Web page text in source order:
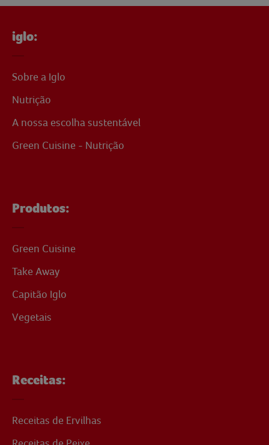
iglo:
Sobre a Iglo
Nutrição
A nossa escolha sustentável
Green Cuisine - Nutrição
Produtos:
Green Cuisine
Take Away
Capitão Iglo
Vegetais
Receitas:
Receitas de Ervilhas